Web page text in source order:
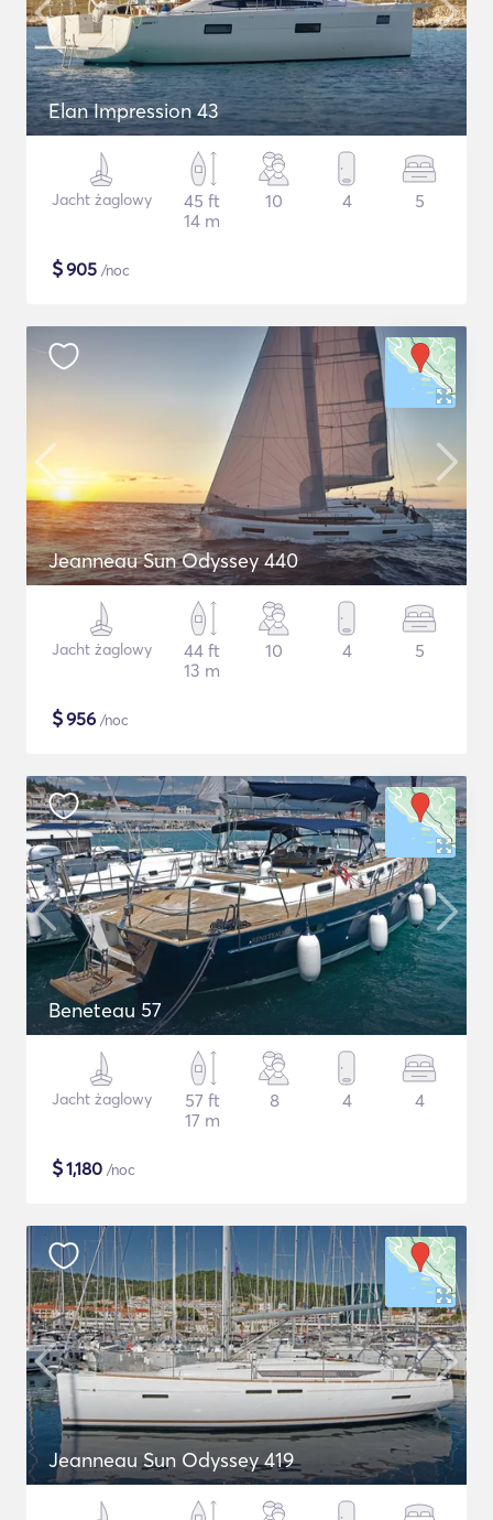
Elan Impression 43
Jacht żaglowy
45 ft
14 m
10 4 5
$905 /noc
Jeanneau Sun Odyssey 440
Jacht żaglowy
44 ft
13 m
10 4 5
$956 /noc
Beneteau 57
Jacht żaglowy
57 ft
17 m
8 4 4
$1,180 /noc
Jeanneau Sun Odyssey 419